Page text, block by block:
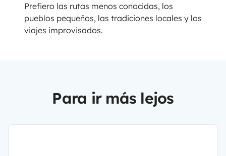
Prefiero las rutas menos conocidas, los
pueblos pequeños, las tradiciones locales y los
viajes improvisados.
Para ir más lejos